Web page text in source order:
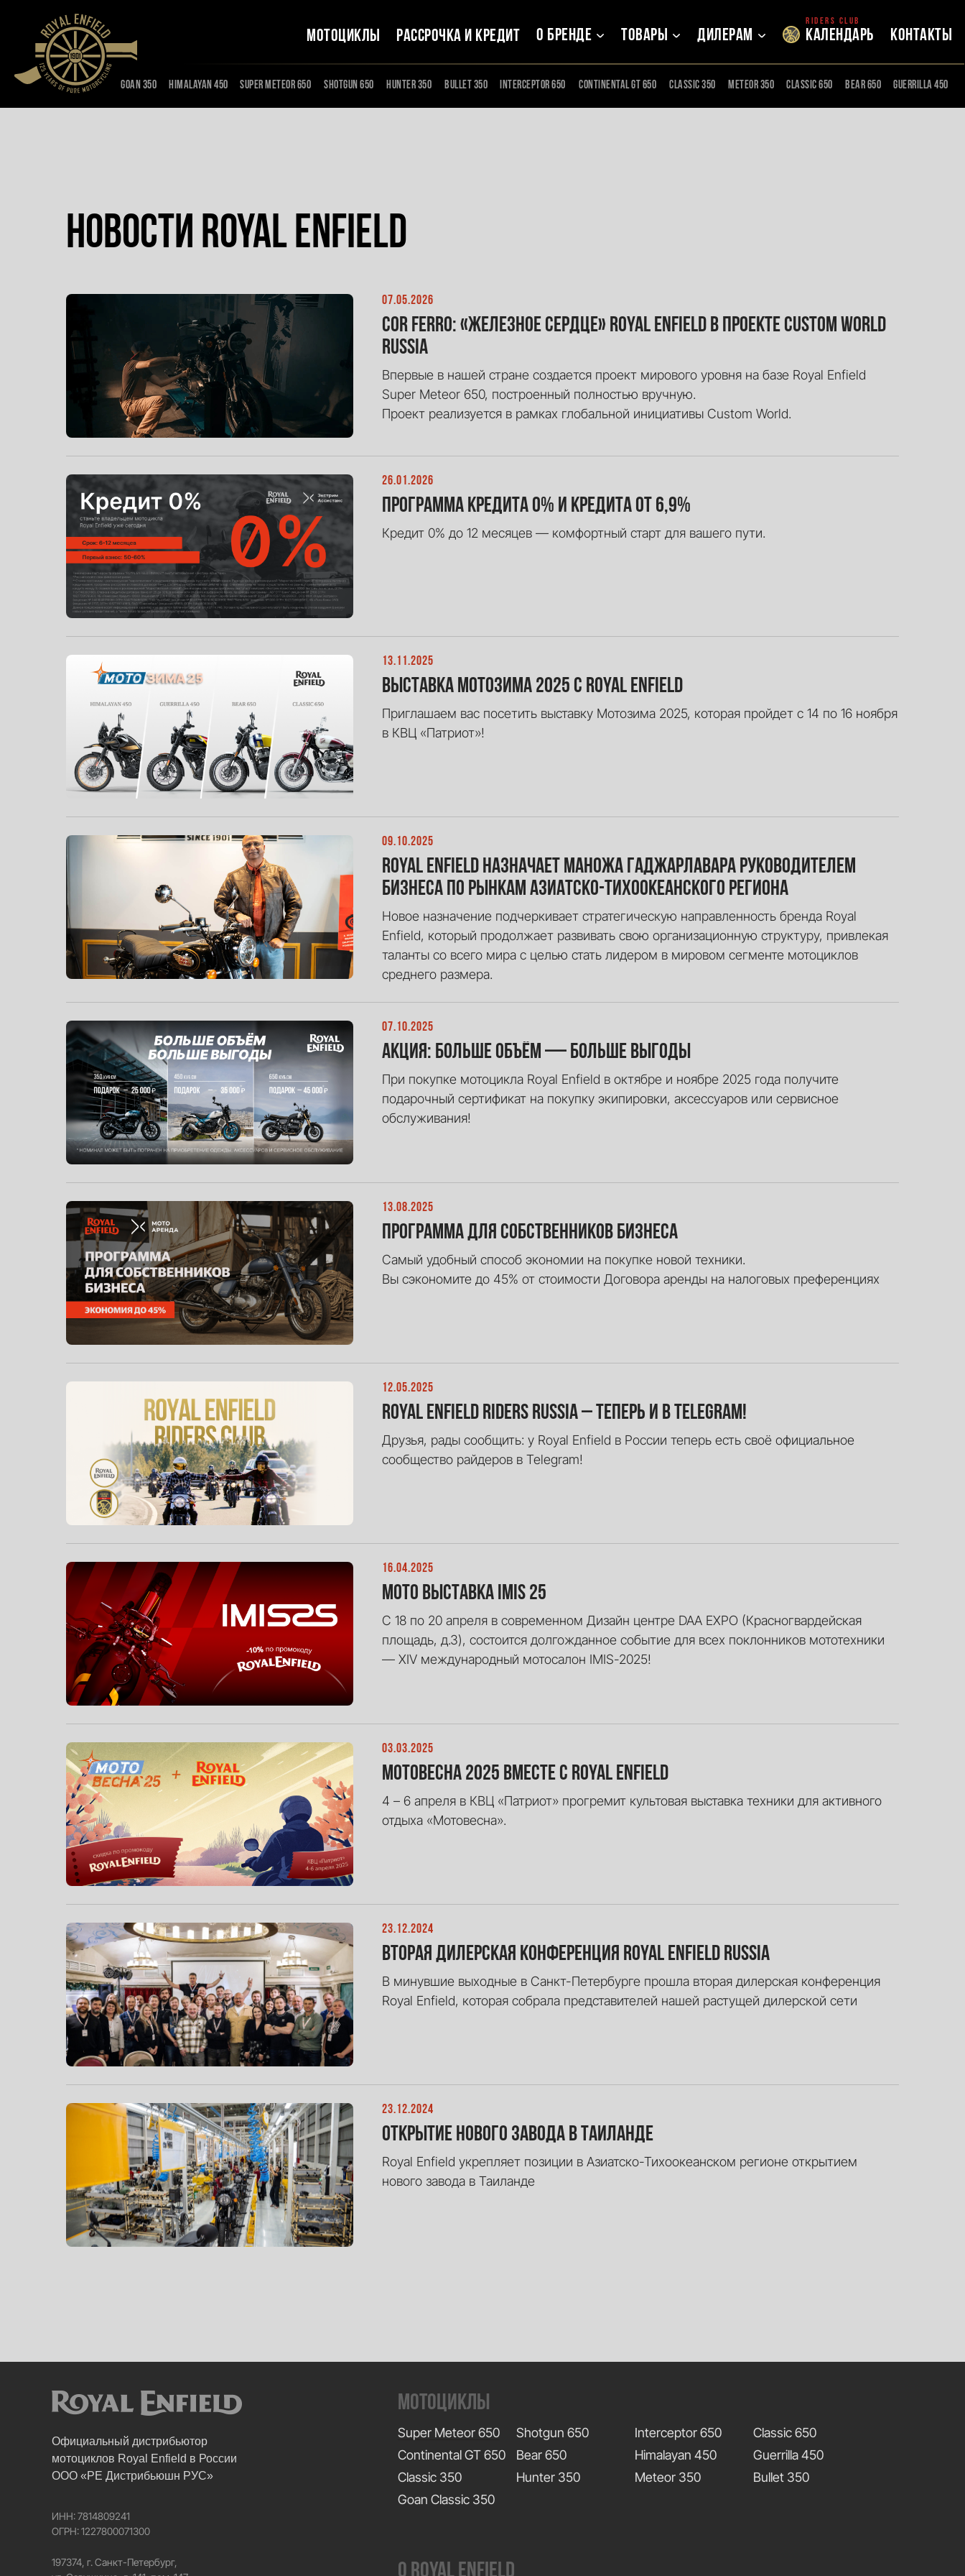
Контакты
Календарь
Riders club
Дилерам
Товары
О бренде
Рассрочка и кредит
Мотоциклы
guerrilla 450
Bear 650
Classic 650
meteor 350
Classic 350
Continental gt 650
Interceptor 650
Bullet 350
Hunter 350
Shotgun 650
Super meteor 650
Goan 350 Himalayan 450
Новости Royal enfield
07.05.2026
Cor Ferro: «Железное сердце» Royal Enfield в проекте Custom World
Russia
Впервые в нашей стране создается проект мирового уровня на базе Royal Enfield
Super Meteor 650, построенный полностью вручную.
Проект реализуется в рамках глобальной инициативы Custom World.
26.01.2026
Программа кредита 0% и кредита от 6,9%
Кредит 0% до 12 месяцев — комфортный старт для вашего пути.
13.11.2025
Выставка Мотозима 2025 с Royal Enfield
Приглашаем вас посетить выставку Мотозима 2025, которая пройдет с 14 по 16 ноября
в КВЦ «Патриот»!
09.10.2025
Royal enfield назначает Маножа Гаджарлавара руководителем
бизнеса по рынкам азиатско-тихоокеанского региона
Новое назначение подчеркивает стратегическую направленность бренда Royal
Enfield, который продолжает развивать свою организационную структуру, привлекая
таланты со всего мира с целью стать лидером в мировом сегменте мотоциклов
среднего размера.
07.10.2025
Акция: Больше объём — больше выгоды
При покупке мотоцикла Royal Enfield в октябре и ноябре 2025 года получите
подарочный сертификат на покупку экипировки, аксессуаров или сервисное
обслуживания!
13.08.2025
Программа для собственников бизнеса
Самый удобный способ экономии на покупке новой техники.
Вы сэкономите до 45% от стоимости Договора аренды на налоговых преференциях
12.05.2025
Royal Enfield Riders Russia – теперь и в Telegram!
Друзья, рады сообщить: у Royal Enfield в России теперь есть своё официальное
сообщество райдеров в Telegram!
16.04.2025
Мото выставка IMIS 25
С 18 по 20 апреля в современном Дизайн центре DAA EXPO (Красногвардейская
площадь, д.3), состоится долгожданное событие для всех поклонников мототехники
— XIV международный мотосалон IMIS-2025!
03.03.2025
Мотовесна 2025 вместе с Royal Enfield
4 – 6 апреля в КВЦ «Патриот» прогремит культовая выставка техники для активного
отдыха «Мотовесна».
23.12.2024
Вторая дилерская конференция Royal Enfield Russia
В минувшие выходные в Санкт-Петербурге прошла вторая дилерская конференция
Royal Enfield, которая собрала представителей нашей растущей дилерской сети
23.12.2024
Открытие нового завода в Таиланде
Royal Enfield укрепляет позиции в Азиатско-Тихоокеанском регионе открытием
нового завода в Таиланде
197374, г. Санкт-Петербург,
ИНН: 7814809241
ОГРН: 1227800071300
Мотоциклы
Super Meteor 650 Shotgun 650 Interceptor 650
Classic 650
Continental GT 650
Bear 650 Himalayan 450
Guerrilla 450
Classic 350
Hunter 350 Meteor 350
Bullet 350
Goan Classic 350
Официальный дистрибьютор
мотоциклов Royal Enfield в России
ООО «РЕ Дистрибьюшн РУС»